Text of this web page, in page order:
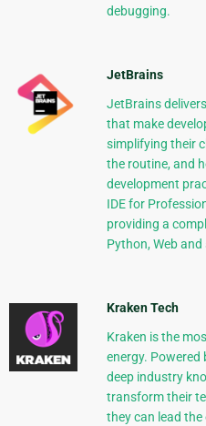
debugging.
JetBrains
JetBrains
that make
simplifying their
the routine, and
development
IDE for
providing a
Python, Web
Kraken Tech
Kraken is the
energy. Powered
deep industry
transform their
they can lead